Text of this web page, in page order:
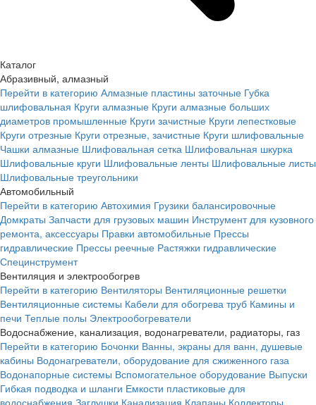
Каталог
Абразивный, алмазный
Перейти в категорию Алмазные пластины заточные Губка
шлифовальная Круги алмазные Круги алмазные больших
диаметров промышленные Круги зачистные Круги лепестковые
Круги отрезные Круги отрезные, зачистные Круги шлифовальные
Чашки алмазные Шлифовальная сетка Шлифовальная шкурка
Шлифовальные круги Шлифовальные ленты Шлифовальные листы
Шлифовальные треугольники
Автомобильный
Перейти в категорию Автохимия Грузики балансировочные
Домкраты Запчасти для грузовых машин Инструмент для кузовного
ремонта, аксессуары Правки автомобильные Прессы
гидравлические Прессы реечные Растяжки гидравлические
Специнструмент
Вентиляция и электрообогрев
Перейти в категорию Вентиляторы Вентиляционные решетки
Вентиляционные системы Кабели для обогрева труб Камины и
печи Теплые полы Электрообогреватели
Водоснабжение, канализация, водонагреватели, радиаторы, газ
Перейти в категорию Бочонки Ванны, экраны для ванн, душевые
кабины Водонагреватели, оборудование для сжиженного газа
Водонапорные системы Вспомогательное оборудование Выпуски
Гибкая подводка и шланги Емкости пластиковые для
водоснабжения Заглушки Канализация Клапаны Коллекторы